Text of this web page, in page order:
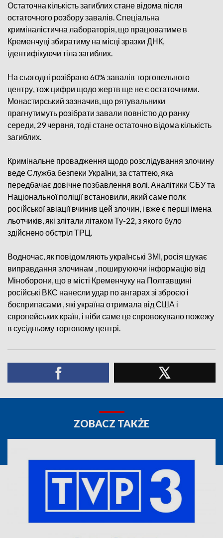
Остаточна кількість загиблих стане відома після
остаточного розбору завалів. Спеціальна
криміналістична лабораторія, що працюватиме в
Кременчуці збиратиму на місці зразки ДНК,
ідентифікуючи тіла загиблих.
На сьогодні розібрано 60% завалів торговельного
центру, тож цифри щодо жертв ще не є остаточними.
Монастирський зазначив, що рятувальники
прагнутимуть розібрати завали повністю до ранку
середи, 29 червня, тоді стане остаточно відома кількість
загиблих.
Кримінальне провадження щодо розслідування злочину
веде Служба безпеки України, за статтею, яка
передбачає довічне позбавлення волі. Аналітики СБУ та
Національної поліції встановили, який саме полк
російської авіації вчинив цей злочин, і вже є перші імена
льотчиків, які злітали літаком Ту-22, з якого було
здійснено обстріл ТРЦ.
Водночас, як повідомляють українські ЗМІ, росія шукає
виправдання злочинам , пошируюючи інформацію від
Міноборони, що в місті Кременчуку на Полтавщині
російські ВКС нанесли удар по ангарах зі зброєю і
боєприпасами , які україна отримала від США і
європейських країн, і ніби саме це спровокувало пожежу
в сусідньому торговому центрі.
ZOBACZ TAKŻE